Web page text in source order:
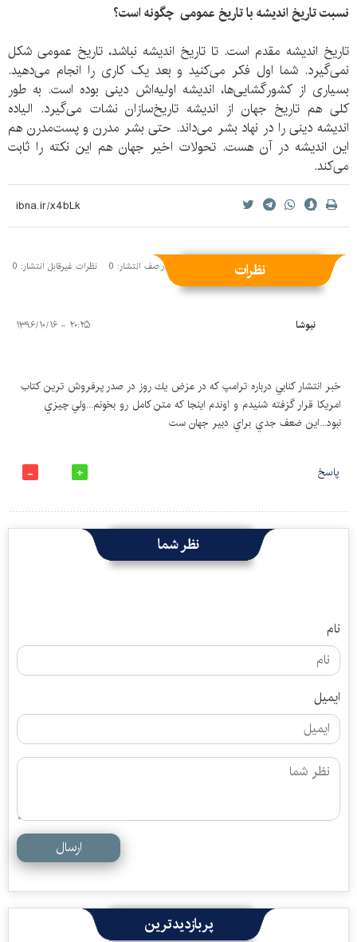
نسبت تاریخ اندیشه با تاریخ عمومی چگونه است؟
تاریخ اندیشه مقدم است. تا تاریخ اندیشه نباشد، تاریخ عمومی شکل
نمی‌گیرد. شما اول فکر می‌کنید و بعد یک کاری را انجام می‌دهید.
بسیاری از کشورگشایی‌ها، اندیشه اولیه‌اش دینی بوده است. به طور
کلی هم تاریخ جهان از اندیشه تاریخ‌سازان نشات می‌گیرد. الیاده
اندیشه دینی را در نهاد بشر می‌داند. حتی بشر مدرن و پست‌مدرن هم
این اندیشه در آن هست. تحولات اخیر جهان هم این نکته را ثابت
می‌کند.
نظرات
نظرات منتشر شده: 1 نظرات در صف انتشار: 0 نظرات غیرقابل انتشار: 0
نيوشا ۲۰:۲۵ - ۱۳۹۶/۱۰/۱۶
خبر انتشار كنابي درباره ترامپ كه در عزض يك روز در صدر پرفروش ترين كتاب
امريكا قرار گزفته شنيدم و اوندم اينجا كه متن كامل رو بخونم...ولي چيزي
نبود...اين ضعف جدي براي دبير جهان ست
پاسخ
نظر شما
نام
ایمیل
ارسال
پربازدیدترین